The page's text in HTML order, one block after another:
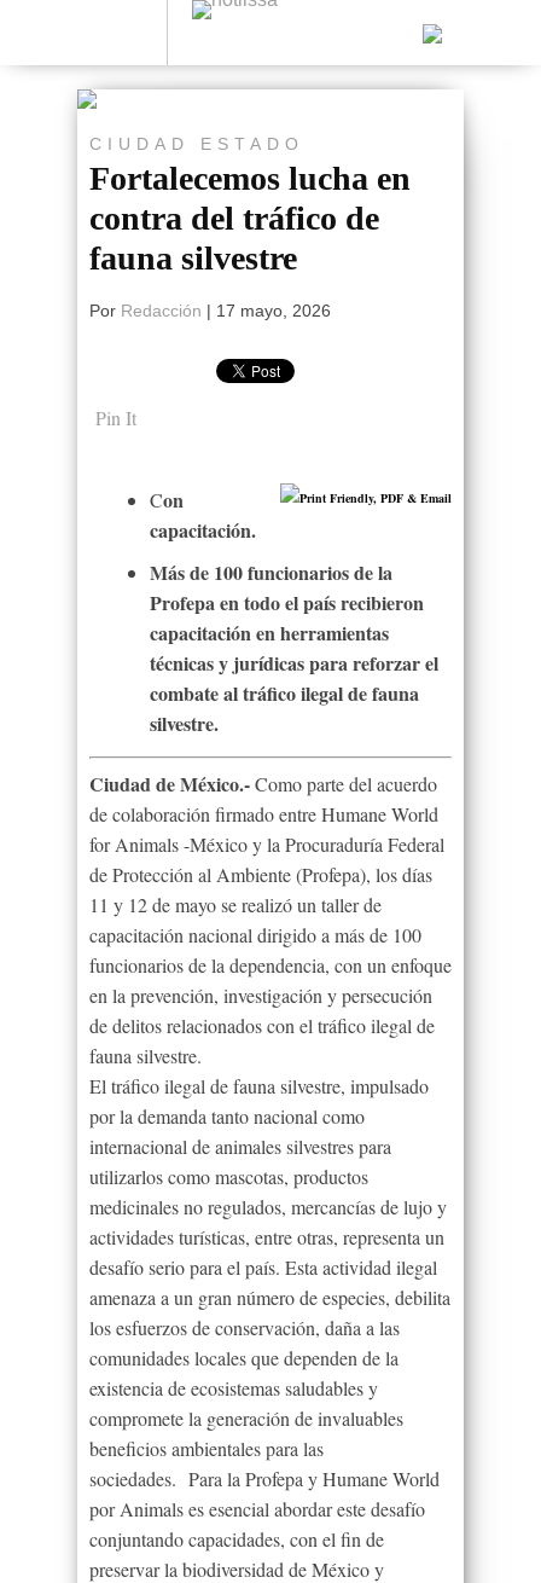
CIUDAD ESTADO
Fortalecemos lucha en
contra del tráfico de
fauna silvestre
Por Redacción | 17 mayo, 2026
Pin It
Con
capacitación.
Más de 100 funcionarios de la
Profepa en todo el país recibieron
capacitación en herramientas
técnicas y jurídicas para reforzar el
combate al tráfico ilegal de fauna
silvestre.
Ciudad de México.-Como parte del acuerdo
de colaboración firmado entre Humane World
for Animals -México y la Procuraduría Federal
de Protección al Ambiente (Profepa), los días
11 y 12 de mayo se realizó un taller de
capacitación nacional dirigido a más de 100
funcionarios de la dependencia, con un enfoque
en la prevención, investigación y persecución
de delitos relacionados con el tráfico ilegal de
fauna silvestre.
El tráfico ilegal de fauna silvestre, impulsado
por la demanda tanto nacional como
internacional de animales silvestres para
utilizarlos como mascotas, productos
medicinales no regulados, mercancías de lujo y
actividades turísticas, entre otras, representa un
desafío serio para el país. Esta actividad ilegal
amenaza a un gran número de especies, debilita
los esfuerzos de conservación, daña a las
comunidades locales que dependen de la
existencia de ecosistemas saludables y
compromete la generación de invaluables
beneficios ambientales para las
sociedades. Para la Profepa y Humane World
por Animals es esencial abordar este desafío
conjuntando capacidades, con el fin de
preservar la biodiversidad de México y